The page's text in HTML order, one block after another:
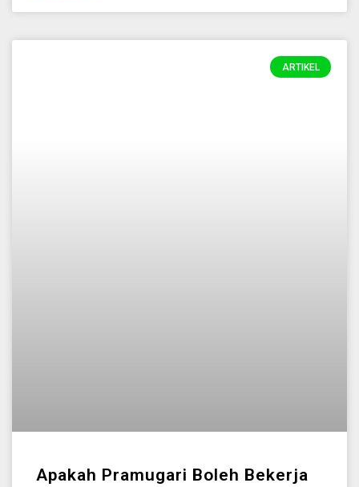
ARTIKEL
Apakah Pramugari Boleh Bekerja